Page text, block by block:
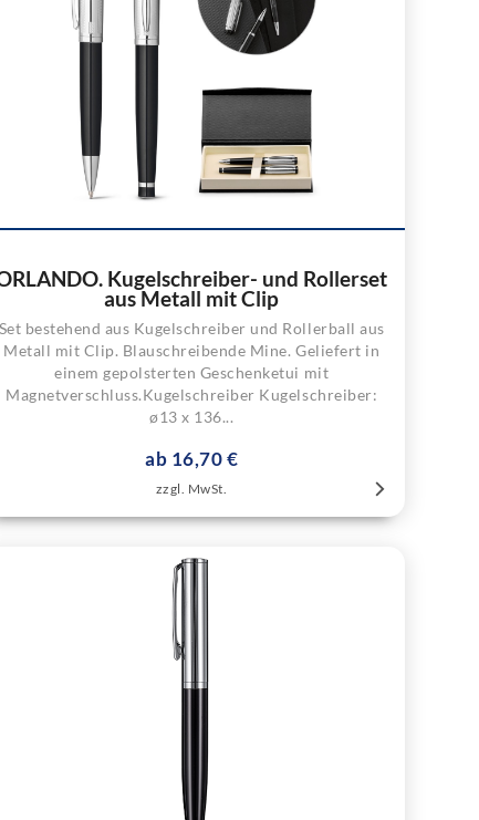
Kugelschreiber- und Rollerset
aus Metall mit Clip
Set bestehend aus Kugelschreiber und Rollerball aus
Metall mit Clip. Blauschreibende Mine. Geliefert in
einem gepolsterten Geschenketui mit
Magnetverschluss.Kugelschreiber Kugelschreiber:
ø13 x 136...
ab 16,70 €
zzgl. MwSt.